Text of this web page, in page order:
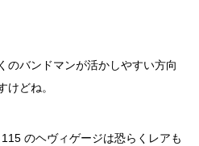
のバンドマンが活かしやすい方向
けどね。
のヘヴィゲージは恐らくレアも